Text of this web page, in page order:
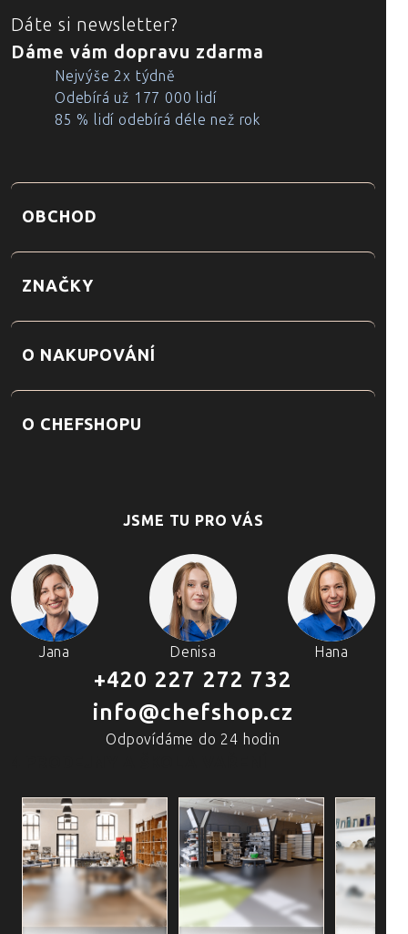
Dáte si newsletter?
Dáme vám dopravu zdarma
Nejvýše 2x týdně
Odebírá už 177 000 lidí
85 % lidí odebírá déle než rok
OBCHOD
ZNAČKY
O NAKUPOVÁNÍ
O CHEFSHOPU
JSME TU PRO VÁS
Jana Denisa Hana
+420 227 272 732
info@chefshop.cz
Odpovídáme do 24 hodin